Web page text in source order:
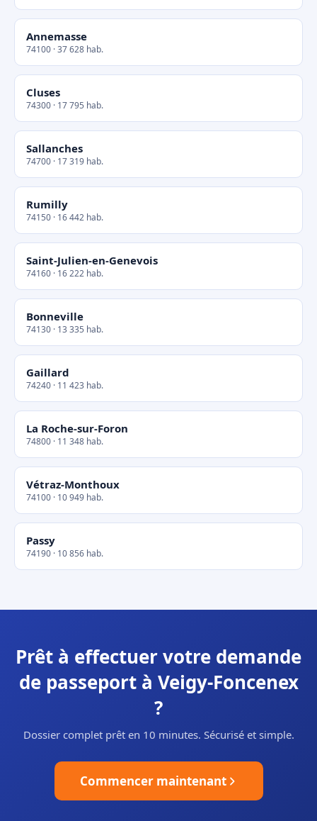
Annemasse
74100 · 37 628 hab.
Cluses
74300 · 17 795 hab.
Sallanches
74700 · 17 319 hab.
Rumilly
74150 · 16 442 hab.
Saint-Julien-en-Genevois
74160 · 16 222 hab.
Bonneville
74130 · 13 335 hab.
Gaillard
74240 · 11 423 hab.
La Roche-sur-Foron
74800 · 11 348 hab.
Vétraz-Monthoux
74100 · 10 949 hab.
Passy
74190 · 10 856 hab.
Prêt à effectuer votre demande
de passeport à Veigy-Foncenex
?
Dossier complet prêt en 10 minutes. Sécurisé et simple.
Commencer maintenant